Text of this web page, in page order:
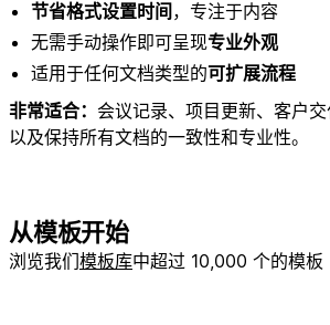
节省格式设置时间，专注于内容
无需手动操作即可呈现专业外观
适用于任何文档类型的可扩展流程
非常适合： 会议记录、项目更新、客户交
以及保持所有文档的一致性和专业性。
从模板开始
浏览我们模板库中超过 10,000 个的模板